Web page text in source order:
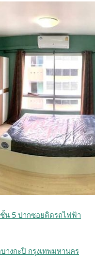
น 5 ปากซอยติดรถไฟฟ้า
างกะปิ กรุงเทพมหานคร